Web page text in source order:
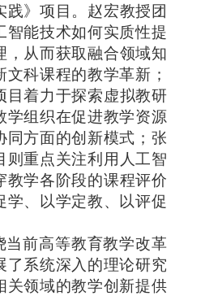
践》项目。赵宏教授 团
智能技术如何实质性提
，从而获取融合领域知
文科课程的教学革新 ；
目着力于探索虚拟教研
学组织在促进教学资源
同方面的创新模式；张
则重点关注利用人工智
教学各阶段的课程评价
学、以学定教、以评促
当前高等教育教学改革
了系统深入的理论研究
关领域的教学创新提供